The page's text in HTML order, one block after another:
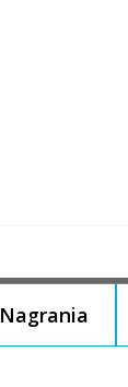
Nagrania